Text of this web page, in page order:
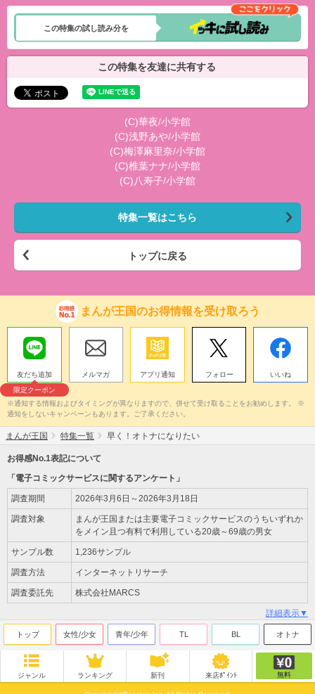
この特集の試し読み分を
この特集を友達に共有する
(C)華夜/小学館
(C)浅野あや/小学館
(C)梅澤麻里奈/小学館
(C)椎葉ナナ/小学館
(C)八寿子/小学館
特集一覧はこちら
トップに戻る
まんが王国のお得情報を受け取ろう
友だち追加
限定クーポン
メルマガ アプリ通知 フォロー いいね
※通知する情報およびタイミングが異なりますので、併せて受け取ることをお勧めします。 ※
通知をしないキャンペーンもあります。ご了承ください。
まんが王国 特集一覧 早く！オトナになりたい
お得感No.1表記について
「電子コミックサービスに関するアンケート」
調査期間 2026年3月6日～2026年3月18日
調査対象
まんが王国または主要電子コミックサービスのうちいずれか
をメイン且つ有料で利用している20歳～69歳の男女
サンプル数 1,236サンプル
調査方法 インターネットリサーチ
調査委託先 株式会社MARCS
詳細表示▼
トップ 女性/少女 青年/少年 TL BL オトナ
ジャンル ランキング 新刊 来店ﾎﾟｲﾝﾄ 無料